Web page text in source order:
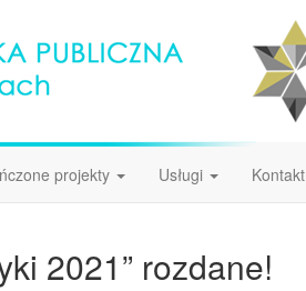
projekty Usługi Kontakt
2021” rozdane!